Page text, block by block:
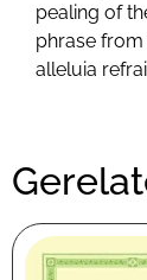
pealing of
phrase
alleluia